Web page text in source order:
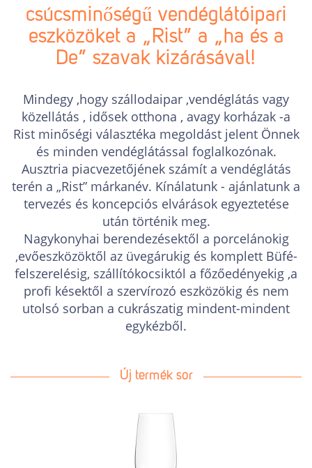
csúcsminőségű vendéglátóipari
eszközöket a „Rist” a „ha és a
De” szavak kizárásával!
Mindegy ,hogy szállodaipar ,vendéglátás vagy
közellátás , idősek otthona , avagy korházak -a
Rist minőségi választéka megoldást jelent Önnek
és minden vendéglátással foglalkozónak.
Ausztria piacvezetőjének számít a vendéglátás
terén a „Rist” márkanév. Kínálatunk - ajánlatunk a
tervezés és koncepciós elvárások egyeztetése
után történik meg.
Nagykonyhai berendezésektől a porcelánokig
,evőeszközöktől az üvegárukig és komplett Büfé-
felszerelésig, szállítókocsiktól a főzőedényekig ,a
profi késektől a szervírozó eszközökig és nem
utolsó sorban a cukrászatig mindent-mindent
egykézből.
Új termék sor